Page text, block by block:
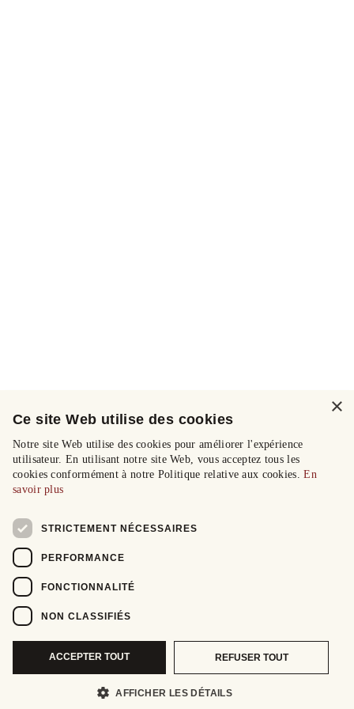
×
Ce site Web utilise des cookies
Notre site Web utilise des cookies pour améliorer l'expérience
utilisateur. En utilisant notre site Web, vous acceptez tous les
cookies conformément à notre Politique relative aux cookies.En
savoir plus
STRICTEMENT NÉCESSAIRES
PERFORMANCE
FONCTIONNALITÉ
NON CLASSIFIÉS
ACCEPTER TOUT REFUSER TOUT
AFFICHER LES DÉTAILS